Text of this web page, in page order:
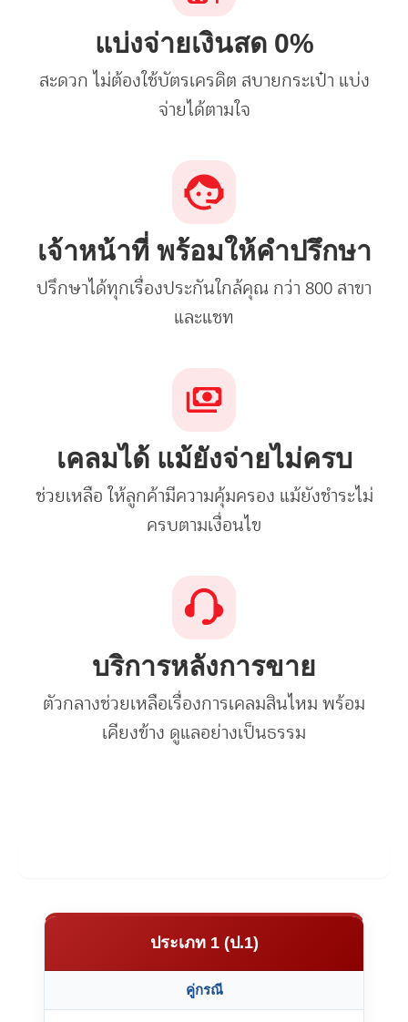
แบ่งจ่ายเงินสด 0%​
สะดวก ไม่ต้องใช้บัตรเครดิต สบายกระเป๋า แบ่ง
จ่ายได้ตามใจ
เจ้าหน้าที่ พร้อมให้คำปรึกษา
ปรึกษาได้ทุกเรื่องประกันใกล้คุณ กว่า 800 สาขา
และแชท
เคลมได้ แม้ยังจ่ายไม่ครบ
ช่วยเหลือ ให้ลูกค้ามีความคุ้มครอง แม้ยังชำระไม่
ครบตามเงื่อนไข
บริการหลังการขาย
ตัวกลางช่วยเหลือเรื่องการเคลมสินไหม พร้อม
เคียงข้าง ดูแลอย่างเป็นธรรม
ประเภท 1 (ป.1)
คู่กรณี